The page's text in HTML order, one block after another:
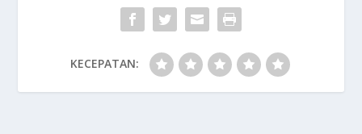
KECEPATAN: